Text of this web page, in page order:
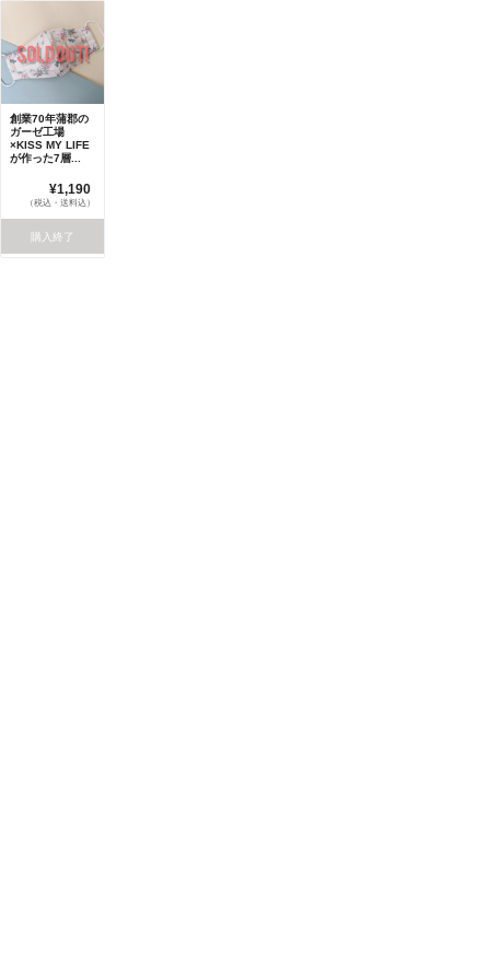
創業70年蒲郡の
ガーゼ工場
×KISS MY LIFE
が作った7層...
¥1,190
（税込・送料込）
購入終了